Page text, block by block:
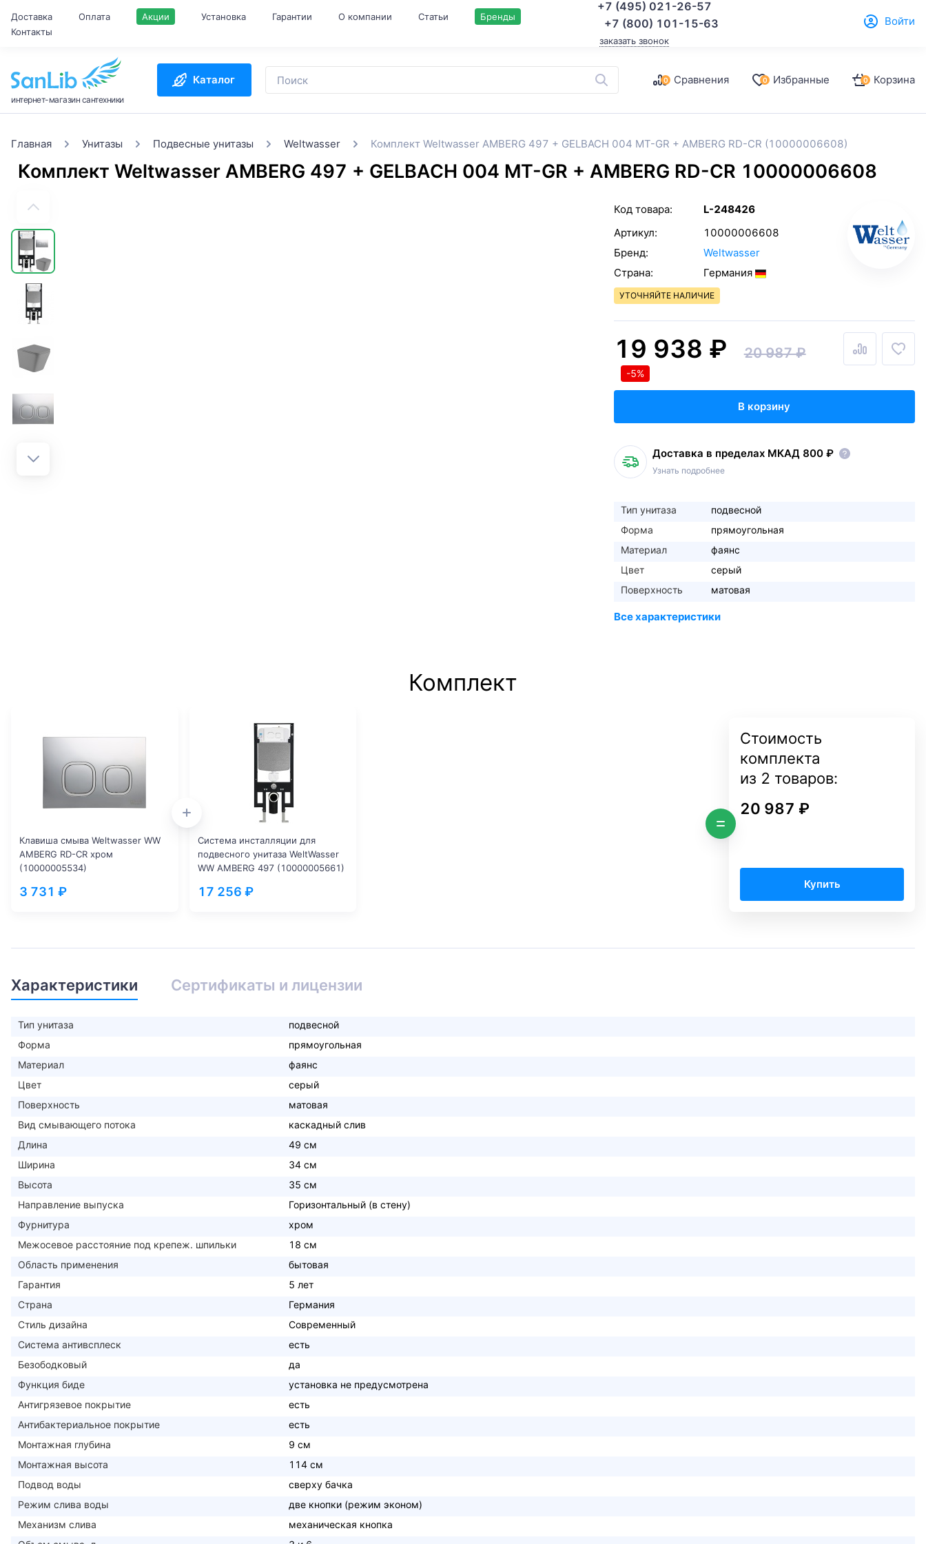
Доставка Оплата Акции Установка Гарантии О компании Статьи
Бренды
Контакты
+7 (495) 021-26-57
+7 (800) 101-15-63
заказать звонок
Войти
интернет-магазин сантехники
Каталог 0 Сравнения 0 Избранные 0 Корзина
Главная Унитазы Подвесные унитазы Weltwasser Комплект Weltwasser AMBERG 497 + GELBACH 004 MT-GR + AMBERG RD-CR (10000006608)
Комплект Weltwasser AMBERG 497 + GELBACH 004 MT-GR + AMBERG RD-CR 10000006608
Код товара:
L-248426
Артикул:
10000006608
Бренд:
Weltwasser
Страна:
Германия
УТОЧНЯЙТЕ НАЛИЧИЕ
19 938 ₽ 20 987 ₽
-5%
В корзину
Доставка в пределах МКАД 800 ₽
Узнать подробнее
Тип унитаза
подвесной
Форма
прямоугольная
Материал
фаянс
Цвет
серый
Поверхность
матовая
Комплект
Клавиша смыва Weltwasser WW
AMBERG RD-CR хром
(10000005534)
3 731 ₽
Система инсталляции для
подвесного унитаза WeltWasser
WW AMBERG 497 (10000005661)
17 256 ₽
Стоимость
комплекта
из 2 товаров:
20 987 ₽
Купить
Характеристики Сертификаты и лицензии
Тип унитаза
подвесной
Форма
прямоугольная
Материал
фаянс
Цвет
серый
Поверхность
матовая
Вид смывающего потока
каскадный слив
Длина
49 см
Ширина
34 см
Высота
35 см
Направление выпуска
Горизонтальный (в стену)
Фурнитура
хром
Межосевое расстояние под крепеж. шпильки
18 см
Область применения
бытовая
Гарантия
5 лет
Страна
Германия
Стиль дизайна
Современный
Система антивсплеск
есть
Безободковый
да
Функция биде
установка не предусмотрена
Антигрязевое покрытие
есть
Антибактериальное покрытие
есть
Монтажная глубина
9 см
Монтажная высота
114 см
Подвод воды
сверху бачка
Режим слива воды
две кнопки (режим эконом)
Механизм слива
механическая кнопка